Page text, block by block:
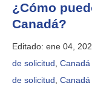
¿Cómo
Canadá?
Editado: ene 04,
de solicitud, Canadá
de solicitud, Canadá